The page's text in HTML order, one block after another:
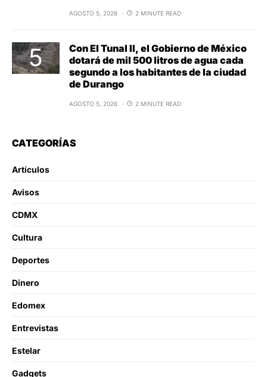
AGOSTO 5, 2026 2 MINUTE READ
Con El Tunal II, el Gobierno de México
dotará de mil 500 litros de agua cada
segundo a los habitantes de la ciudad
de Durango
AGOSTO 5, 2026 2 MINUTE READ
CATEGORÍAS
Artículos
Avisos
CDMX
Cultura
Deportes
Dinero
Edomex
Entrevistas
Estelar
Gadgets